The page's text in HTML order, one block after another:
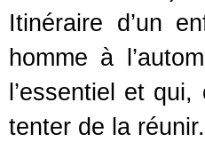
Itinéraire d’un
homme à
l’essentiel et
tenter de la